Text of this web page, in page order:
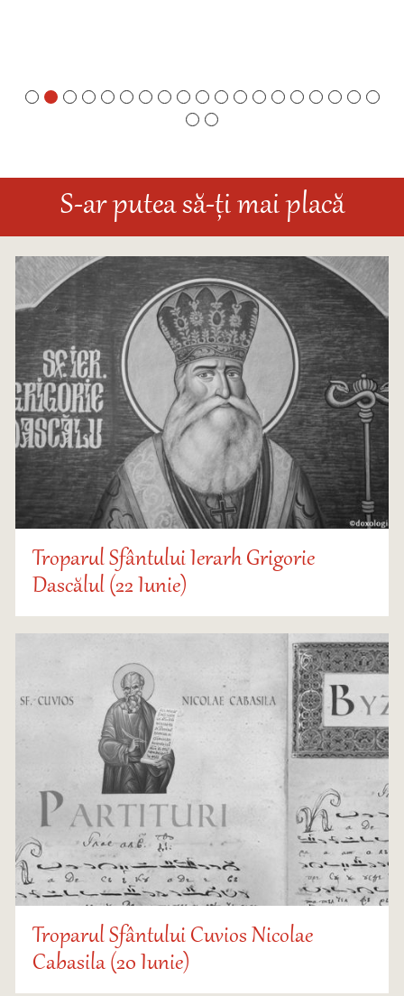
S-ar putea să-ți mai placă
Troparul Sfântului Ierarh Grigorie
Dascălul (22 Iunie)
Troparul Sfântului Cuvios Nicolae
Cabasila (20 Iunie)